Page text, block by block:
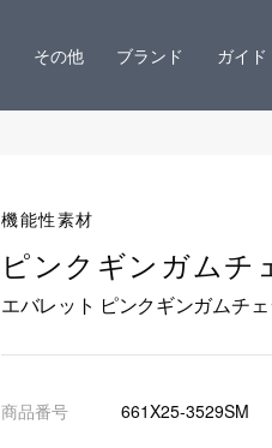
その他 ブランド ガイド
機能性素材
ピンクギンガムチ
エバレット ピンクギンガムチ
商品番号 661X25-3529SM